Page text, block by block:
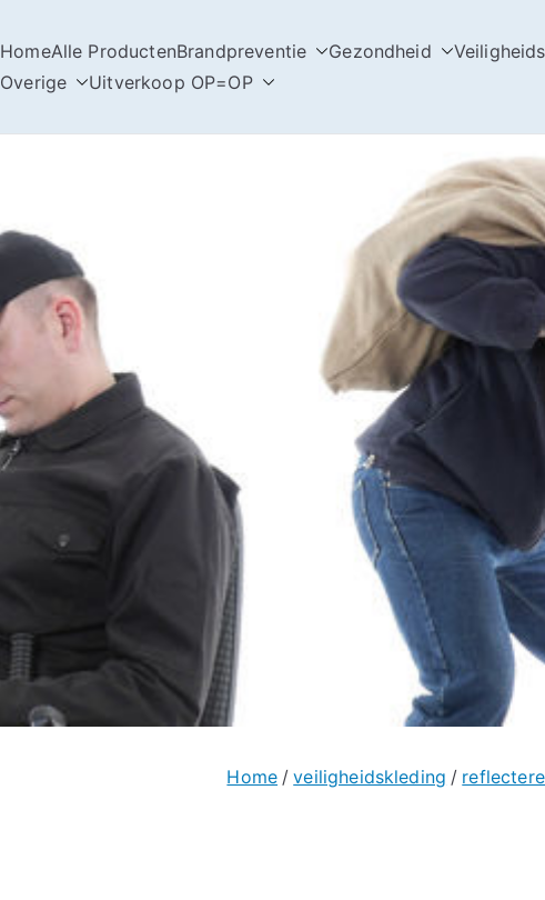
HomeAlle ProductenBrandpreventie Gezondheid
Overige
Uitverkoop OP=OP
Home veiligheidskleding